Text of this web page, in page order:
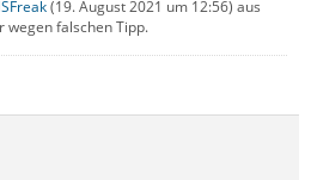
(19. August 2021 um 12:56) aus
wegen falschen Tipp.